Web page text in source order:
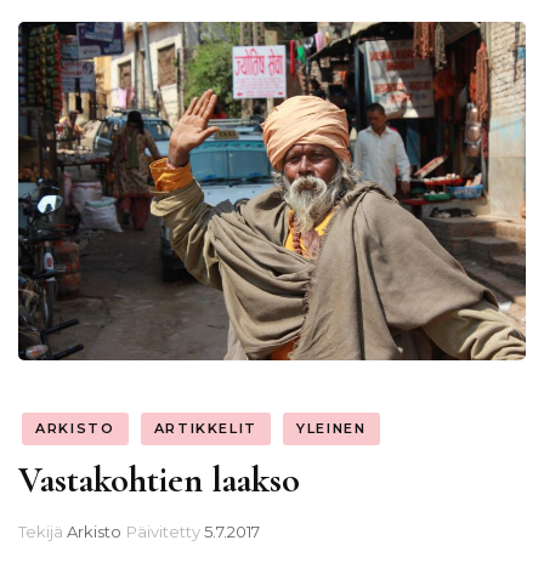
ARKISTO ARTIKKELIT YLEINEN
Vastakohtien laakso
Tekijä Arkisto Päivitetty5.7.2017